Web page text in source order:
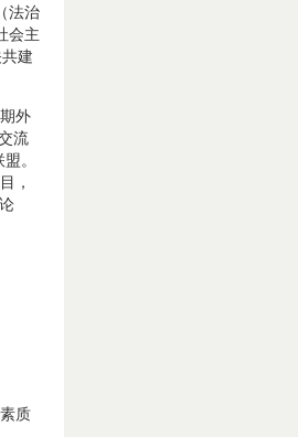
法治
会主
建
外
流
。
，
质